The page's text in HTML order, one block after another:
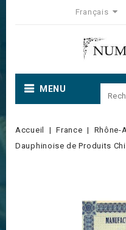
Français
MENU
Accueil France Rhône-
Dauphinoise de Produits